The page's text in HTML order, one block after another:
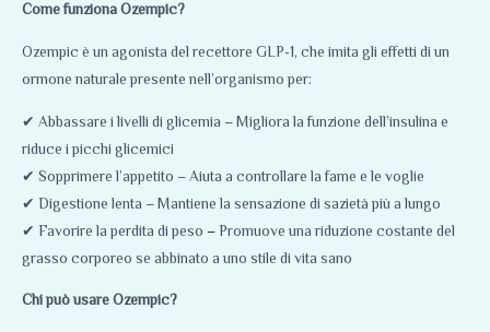
Come funziona Ozempic?
Ozempic è un agonista del recettore GLP-1, che imita gli effetti di un
ormone naturale presente nell’organismo per:
✔ Abbassare i livelli di glicemia – Migliora la funzione dell’insulina e
riduce i picchi glicemici
✔ Sopprimere l’appetito – Aiuta a controllare la fame e le voglie
✔ Digestione lenta – Mantiene la sensazione di sazietà più a lungo
✔ Favorire la perdita di peso – Promuove una riduzione costante del
grasso corporeo se abbinato a uno stile di vita sano
Chi può usare Ozempic?